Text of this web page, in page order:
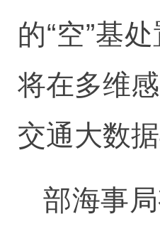
的“空”基
将在多维
交通大数
部海事